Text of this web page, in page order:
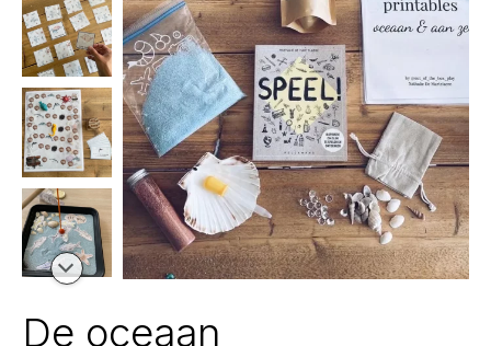
De oceaan